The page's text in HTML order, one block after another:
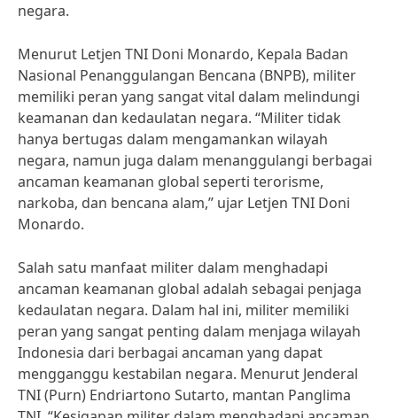
negara.
Menurut Letjen TNI Doni Monardo, Kepala Badan
Nasional Penanggulangan Bencana (BNPB), militer
memiliki peran yang sangat vital dalam melindungi
keamanan dan kedaulatan negara. “Militer tidak
hanya bertugas dalam mengamankan wilayah
negara, namun juga dalam menanggulangi berbagai
ancaman keamanan global seperti terorisme,
narkoba, dan bencana alam,” ujar Letjen TNI Doni
Monardo.
Salah satu manfaat militer dalam menghadapi
ancaman keamanan global adalah sebagai penjaga
kedaulatan negara. Dalam hal ini, militer memiliki
peran yang sangat penting dalam menjaga wilayah
Indonesia dari berbagai ancaman yang dapat
mengganggu kestabilan negara. Menurut Jenderal
TNI (Purn) Endriartono Sutarto, mantan Panglima